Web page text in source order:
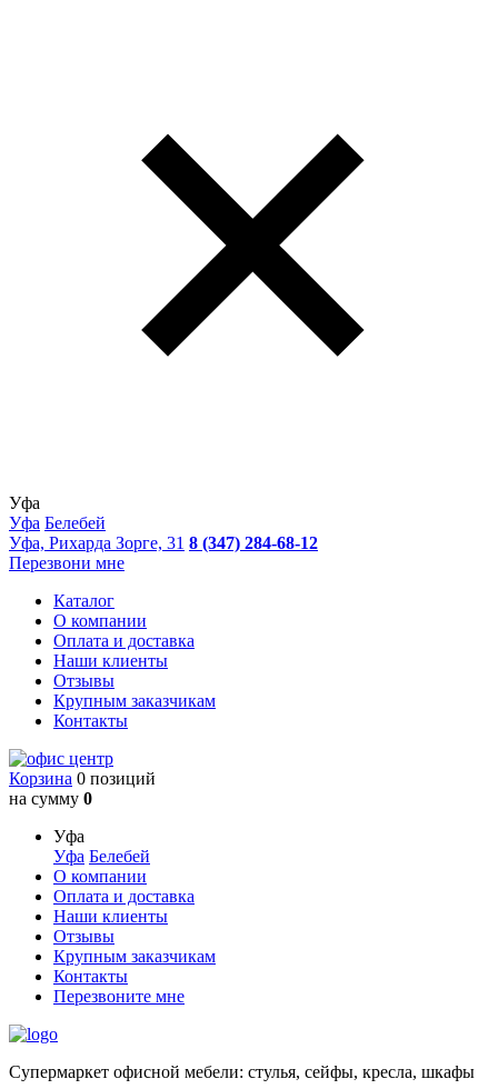
Уфа
Уфа Белебей
Уфа, Рихарда Зорге, 31 8 (347) 284-68-12
Перезвони мне
Каталог
О компании
Оплата и доставка
Наши клиенты
Отзывы
Крупным заказчикам
Контакты
Корзина 0 позиций
на сумму 0
Уфа
Уфа Белебей
О компании
Оплата и доставка
Наши клиенты
Отзывы
Крупным заказчикам
Контакты
Перезвоните мне
Cупермаркет офисной мебели: стулья, сейфы, кресла, шкафы